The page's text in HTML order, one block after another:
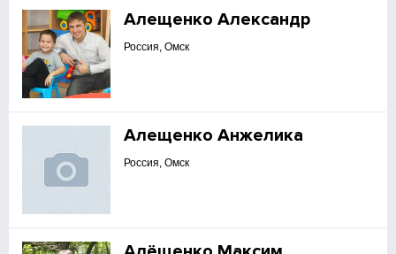
Алещенко Александр
Россия, Омск
Алещенко Анжелика
Россия, Омск